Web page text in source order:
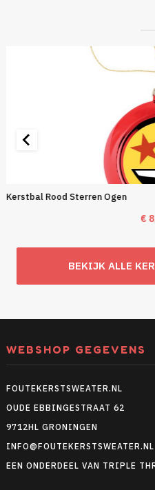
Kerstbal Rood Sterren Ogen
€
BEKIJK ALLE
WEBSHOP GEGEVENS
FOUTEKERSTSWEATER.NL
OUDE EBBINGESTRAAT 62
9712HL GRONINGEN
INFO@FOUTEKERSTSWEATER.NL
EEN ONDERDEEL VAN TRIPLE